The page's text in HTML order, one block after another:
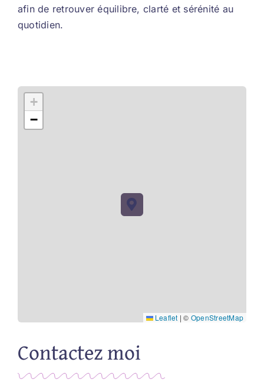
afin de retrouver équilibre, clarté et sérénité au
quotidien.
+
−
Leaflet | © OpenStreetMap
Contactez moi